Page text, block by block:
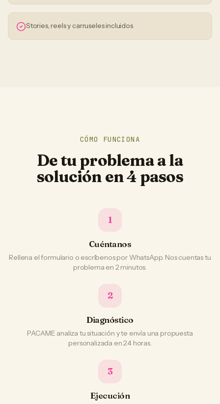
Stories, reels y carruseles incluidos
CÓMO FUNCIONA
De tu problema a la
solución en 4 pasos
1
Cuéntanos
Rellena el formulario o escríbenos por WhatsApp. Nos cuentas tu
problema en 2 minutos.
2
Diagnóstico
PACAME analiza tu situación y te envía una propuesta
personalizada en 24 horas.
3
Ejecución